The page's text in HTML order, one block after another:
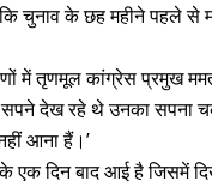
कि चुनाव के छह महीने पहले से
में तृणमूल कांग्रेस प्रमुख
देख रहे थे उनका सपना
आना हैं।’
के एक दिन बाद आई है जिसमें